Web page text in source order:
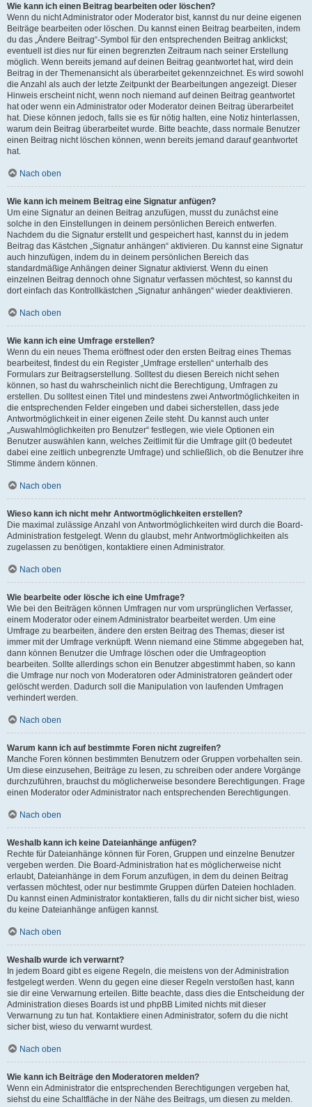
Wie kann ich einen Beitrag bearbeiten oder löschen?
Wenn du nicht Administrator oder Moderator bist, kannst du nur deine eigenen
Beiträge bearbeiten oder löschen. Du kannst einen Beitrag bearbeiten, indem
du das „Ändere Beitrag“-Symbol für den entsprechenden Beitrag anklickst;
eventuell ist dies nur für einen begrenzten Zeitraum nach seiner Erstellung
möglich. Wenn bereits jemand auf deinen Beitrag geantwortet hat, wird dein
Beitrag in der Themenansicht als überarbeitet gekennzeichnet. Es wird sowohl
die Anzahl als auch der letzte Zeitpunkt der Bearbeitungen angezeigt. Dieser
Hinweis erscheint nicht, wenn noch niemand auf deinen Beitrag geantwortet
hat oder wenn ein Administrator oder Moderator deinen Beitrag überarbeitet
hat. Diese können jedoch, falls sie es für nötig halten, eine Notiz hinterlassen,
warum dein Beitrag überarbeitet wurde. Bitte beachte, dass normale Benutzer
einen Beitrag nicht löschen können, wenn bereits jemand darauf geantwortet
hat.
Nach oben
Wie kann ich meinem Beitrag eine Signatur anfügen?
Um eine Signatur an deinen Beitrag anzufügen, musst du zunächst eine
solche in den Einstellungen in deinem persönlichen Bereich entwerfen.
Nachdem du die Signatur erstellt und gespeichert hast, kannst du in jedem
Beitrag das Kästchen „Signatur anhängen“ aktivieren. Du kannst eine Signatur
auch hinzufügen, indem du in deinem persönlichen Bereich das
standardmäßige Anhängen deiner Signatur aktivierst. Wenn du einen
einzelnen Beitrag dennoch ohne Signatur verfassen möchtest, so kannst du
dort einfach das Kontrollkästchen „Signatur anhängen“ wieder deaktivieren.
Nach oben
Wie kann ich eine Umfrage erstellen?
Wenn du ein neues Thema eröffnest oder den ersten Beitrag eines Themas
bearbeitest, findest du ein Register „Umfrage erstellen“ unterhalb des
Formulars zur Beitragserstellung. Solltest du diesen Bereich nicht sehen
können, so hast du wahrscheinlich nicht die Berechtigung, Umfragen zu
erstellen. Du solltest einen Titel und mindestens zwei Antwortmöglichkeiten in
die entsprechenden Felder eingeben und dabei sicherstellen, dass jede
Antwortmöglichkeit in einer eigenen Zeile steht. Du kannst auch unter
„Auswahlmöglichkeiten pro Benutzer“ festlegen, wie viele Optionen ein
Benutzer auswählen kann, welches Zeitlimit für die Umfrage gilt (0 bedeutet
dabei eine zeitlich unbegrenzte Umfrage) und schließlich, ob die Benutzer ihre
Stimme ändern können.
Nach oben
Wieso kann ich nicht mehr Antwortmöglichkeiten erstellen?
Die maximal zulässige Anzahl von Antwortmöglichkeiten wird durch die Board-
Administration festgelegt. Wenn du glaubst, mehr Antwortmöglichkeiten als
zugelassen zu benötigen, kontaktiere einen Administrator.
Nach oben
Wie bearbeite oder lösche ich eine Umfrage?
Wie bei den Beiträgen können Umfragen nur vom ursprünglichen Verfasser,
einem Moderator oder einem Administrator bearbeitet werden. Um eine
Umfrage zu bearbeiten, ändere den ersten Beitrag des Themas; dieser ist
immer mit der Umfrage verknüpft. Wenn niemand eine Stimme abgegeben hat,
dann können Benutzer die Umfrage löschen oder die Umfrageoption
bearbeiten. Sollte allerdings schon ein Benutzer abgestimmt haben, so kann
die Umfrage nur noch von Moderatoren oder Administratoren geändert oder
gelöscht werden. Dadurch soll die Manipulation von laufenden Umfragen
verhindert werden.
Nach oben
Warum kann ich auf bestimmte Foren nicht zugreifen?
Manche Foren können bestimmten Benutzern oder Gruppen vorbehalten sein.
Um diese einzusehen, Beiträge zu lesen, zu schreiben oder andere Vorgänge
durchzuführen, brauchst du möglicherweise besondere Berechtigungen. Frage
einen Moderator oder Administrator nach entsprechenden Berechtigungen.
Nach oben
Weshalb kann ich keine Dateianhänge anfügen?
Rechte für Dateianhänge können für Foren, Gruppen und einzelne Benutzer
vergeben werden. Die Board-Administration hat es möglicherweise nicht
erlaubt, Dateianhänge in dem Forum anzufügen, in dem du deinen Beitrag
verfassen möchtest, oder nur bestimmte Gruppen dürfen Dateien hochladen.
Du kannst einen Administrator kontaktieren, falls du dir nicht sicher bist, wieso
du keine Dateianhänge anfügen kannst.
Nach oben
Weshalb wurde ich verwarnt?
In jedem Board gibt es eigene Regeln, die meistens von der Administration
festgelegt werden. Wenn du gegen eine dieser Regeln verstoßen hast, kann
sie dir eine Verwarnung erteilen. Bitte beachte, dass dies die Entscheidung der
Administration dieses Boards ist und phpBB Limited nichts mit dieser
Verwarnung zu tun hat. Kontaktiere einen Administrator, sofern du die nicht
sicher bist, wieso du verwarnt wurdest.
Nach oben
Wie kann ich Beiträge den Moderatoren melden?
Wenn ein Administrator die entsprechenden Berechtigungen vergeben hat,
siehst du eine Schaltfläche in der Nähe des Beitrags, um diesen zu melden.